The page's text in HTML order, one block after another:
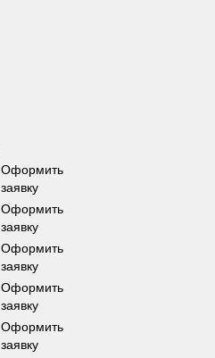
Оформить
заявку
Оформить
заявку
Оформить
заявку
Оформить
заявку
Оформить
заявку